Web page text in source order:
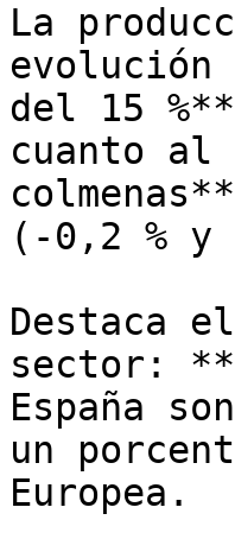
La
evolución
del 15
cuanto al
(-0,2 % y
Destaca
sector:
España
un
Europea.